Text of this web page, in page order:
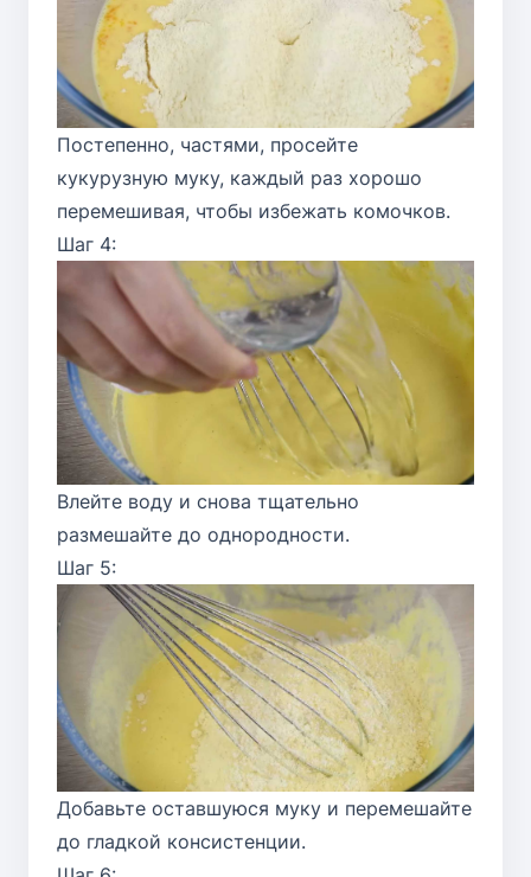
Постепенно, частями, просейте
кукурузную муку, каждый раз хорошо
перемешивая, чтобы избежать комочков.
Шаг 4:
Влейте воду и снова тщательно
размешайте до однородности.
Шаг 5:
Добавьте оставшуюся муку и перемешайте
до гладкой консистенции.